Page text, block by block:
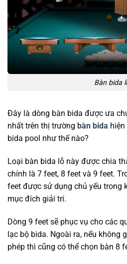
Bàn bida
Đây là dòng bàn bida được ưa
nhất trên thị trường bàn bida
bida pool như thế nào?
Loại bàn bida lỗ này được chia
chính là 7 feet, 8 feet và 9 feet.
feet được sử dụng chủ yếu trong
mục đích giải trí.
Dòng 9 feet sẽ phục vụ cho các
lạc bộ bida. Ngoài ra, nếu không
phép thì cũng có thể chọn bàn 8